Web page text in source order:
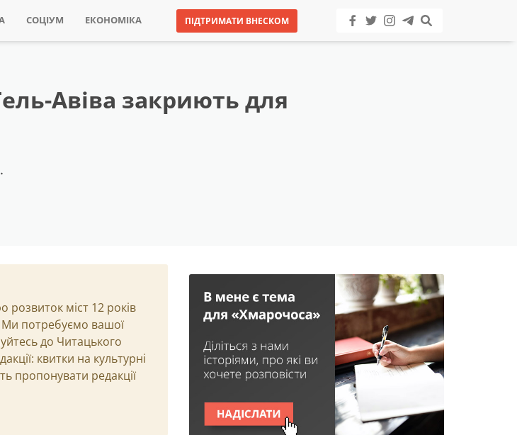
СОЦІУМ ЕКОНОМІКА ПІДТРИМАТИ ВНЕСКОМ
Авіва закриють для
міст 12 років
Ми потребуємо вашої
до Читацького
квитки на культурні
пропонувати редакції